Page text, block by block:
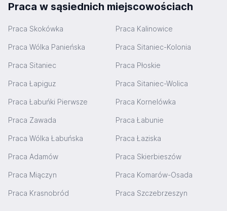
Praca w sąsiednich miejscowościach
Praca Skokówka Praca Kalinowice
Praca Wólka Panieńska Praca Sitaniec-Kolonia
Praca Sitaniec Praca Płoskie
Praca Łapiguz Praca Sitaniec-Wolica
Praca Łabuńki Pierwsze Praca Kornelówka
Praca Zawada Praca Łabunie
Praca Wólka Łabuńska Praca Łaziska
Praca Adamów Praca Skierbieszów
Praca Miączyn Praca Komarów-Osada
Praca Krasnobród Praca Szczebrzeszyn